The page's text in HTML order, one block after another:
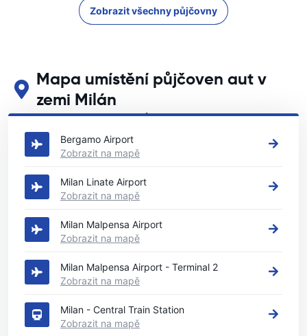
Zobrazit všechny půjčovny
Mapa umístění půjčoven aut v
zemi Milán
Podívejte se na naše hlavní půjčovny aut v zemi Milán
Bergamo Airport
Zobrazit na mapě
Milan Linate Airport
Zobrazit na mapě
Milan Malpensa Airport
Zobrazit na mapě
Milan Malpensa Airport - Terminal 2
Zobrazit na mapě
Milan - Central Train Station
Zobrazit na mapě